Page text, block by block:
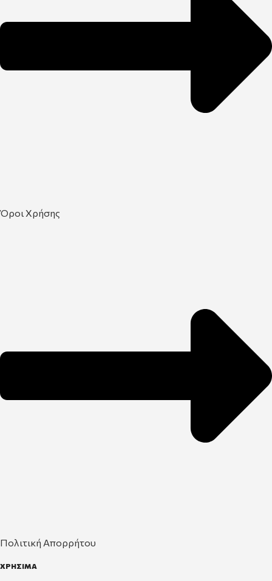
Όροι Χρήσης
Πολιτική Απορρήτου
ΧΡΗΣΙΜΑ